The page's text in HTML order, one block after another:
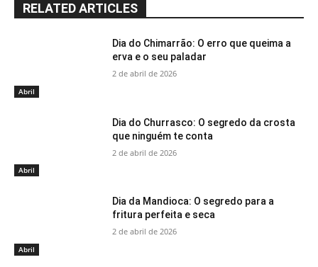
RELATED ARTICLES
Abril
Dia do Chimarrão: O erro que queima a
erva e o seu paladar
2 de abril de 2026
Abril
Dia do Churrasco: O segredo da crosta
que ninguém te conta
2 de abril de 2026
Abril
Dia da Mandioca: O segredo para a
fritura perfeita e seca
2 de abril de 2026